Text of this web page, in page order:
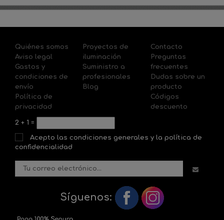
Quiénes somos
Aviso legal
Gastos y
condiciones de
envío
Política de
privacidad
Proyectos de
iluminación
Suministro a
profesionales
Blog
Contacto
Preguntas
frecuentes
Dudas sobre un
producto
Códigos
descuento
2 + 1 =
Acepto las condiciones generales y la política de
confidencialidad
Síguenos: